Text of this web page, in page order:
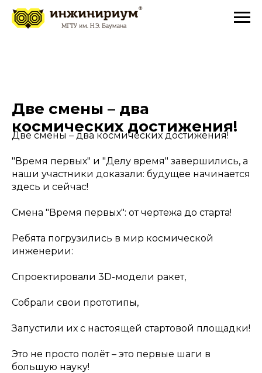
Две смены – два
космических достижения!
Две смены – два космических достижения!
"Время первых" и "Делу время" завершились, а
наши участники доказали: будущее начинается
здесь и сейчас!
Смена "Время первых": от чертежа до старта!
Ребята погрузились в мир космической
инженерии:
Спроектировали 3D-модели ракет,
Собрали свои прототипы,
Запустили их с настоящей стартовой площадки!
Это не просто полёт – это первые шаги в
большую науку!